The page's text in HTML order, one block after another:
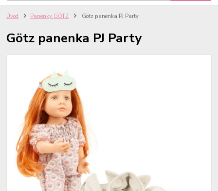
Úvod Panenky GÖTZ Götz panenka PJ Party
Götz panenka PJ Party